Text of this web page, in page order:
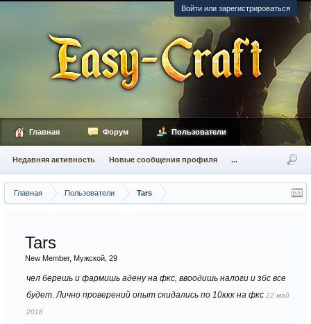
Войти или зарегистрироваться
Главная Пользователи Tars
Tars
New Member, Мужской, 29
чел берешь и фармишь адену на фкс, ввоодишь налоги и збс все
будет. Лично проверений опыт скидались по 10ккк на фкс 22 май
2018
Главная Форум Пользователи
Недавняя активность Новые сообщения профиля ...